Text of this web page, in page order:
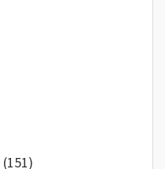
(151)